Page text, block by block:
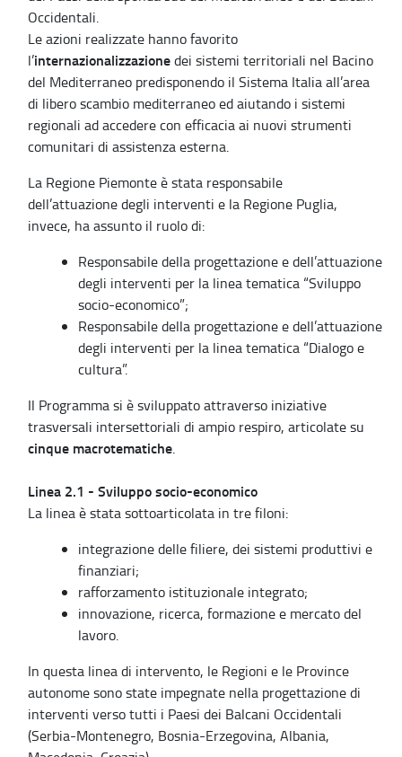
Occidentali.
Le azioni realizzate hanno favorito
l’internazionalizzazionedei sistemi territoriali nel Bacino
del Mediterraneo predisponendo il Sistema Italia all’area
di libero scambio mediterraneo ed aiutando i sistemi
regionali ad accedere con efficacia ai nuovi strumenti
comunitari di assistenza esterna.
La Regione Piemonte è stata responsabile
dell’attuazione degli interventi e la Regione Puglia,
invece, ha assunto il ruolo di:
Responsabile della progettazione e dell’attuazione
degli interventi per la linea tematica “Sviluppo
socio-economico”;
Responsabile della progettazione e dell’attuazione
degli interventi per la linea tematica “Dialogo e
cultura”.
Il Programma si è sviluppato attraverso iniziative
trasversali intersettoriali di ampio respiro, articolate su
cinque macrotematiche.
Linea 2.1 - Sviluppo socio-economico
La linea è stata sottoarticolata in tre filoni:
integrazione delle filiere, dei sistemi produttivi e
finanziari;
rafforzamento istituzionale integrato;
innovazione, ricerca, formazione e mercato del
lavoro.
In questa linea di intervento, le Regioni e le Province
autonome sono state impegnate nella progettazione di
interventi verso tutti i Paesi dei Balcani Occidentali
(Serbia-Montenegro, Bosnia-Erzegovina, Albania,